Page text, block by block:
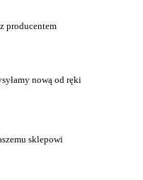
producentem
nową od ręki
sklepowi